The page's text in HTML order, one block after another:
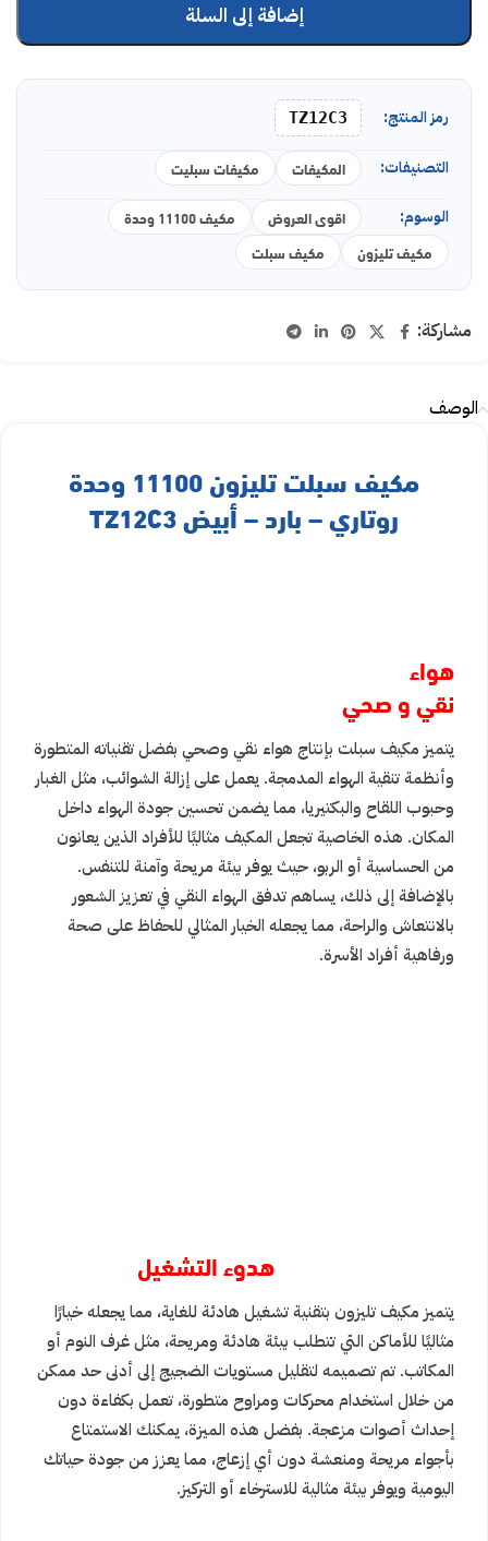
إضافة إلى السلة
رمز المنتج: TZ12C3
التصنيفات: المكيفات مكيفات سبليت
الوسوم: اقوى العروض
مكيف 11100 وحدة
مكيف تليزون
مكيف سبلت
مشاركة:
الوصف
مكيف سبلت تليزون 11100 وحدة
روتاري – بارد – أبيض TZ12C3
هواء
نقي و صحي
يتميز مكيف سبلت بإنتاج هواء نقي وصحي بفضل تقنياته المتطورة
وأنظمة تنقية الهواء المدمجة. يعمل على إزالة الشوائب، مثل الغبار
وحبوب اللقاح والبكتيريا، مما يضمن تحسين جودة الهواء داخل
المكان. هذه الخاصية تجعل المكيف مثاليًا للأفراد الذين يعانون
من الحساسية أو الربو، حيث يوفر بيئة مريحة وآمنة للتنفس.
بالإضافة إلى ذلك، يساهم تدفق الهواء النقي في تعزيز الشعور
بالانتعاش والراحة، مما يجعله الخيار المثالي للحفاظ على صحة
ورفاهية أفراد الأسرة.
هدوء التشغيل
يتميز مكيف تليزون بتقنية تشغيل هادئة للغاية، مما يجعله خيارًا
مثاليًا للأماكن التي تتطلب بيئة هادئة ومريحة، مثل غرف النوم أو
المكاتب. تم تصميمه لتقليل مستويات الضجيج إلى أدنى حد ممكن
من خلال استخدام محركات ومراوح متطورة، تعمل بكفاءة دون
إحداث أصوات مزعجة. بفضل هذه الميزة، يمكنك الاستمتاع
بأجواء مريحة ومنعشة دون أي إزعاج، مما يعزز من جودة حياتك
اليومية ويوفر بيئة مثالية للاسترخاء أو التركيز.